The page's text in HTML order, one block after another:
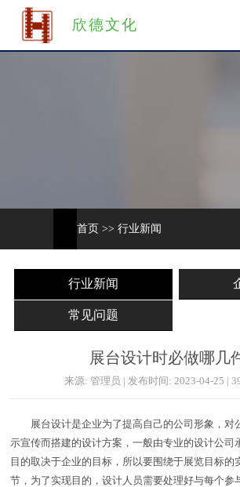
欣德文化
首页 >> 行业新闻
行业新闻
常见问题
展台设计时必做哪几
来源: 管理员 | 发布时间: 2023-04-25 |
展台设计是企业为了提高自己的公司形象，对
示宣传而搭建的设计方案，一般由专业的设计公司
目的取决于企业的目标，所以要围绕于展览目标的
节，为了实现目的，设计人员需要处理好与每个参